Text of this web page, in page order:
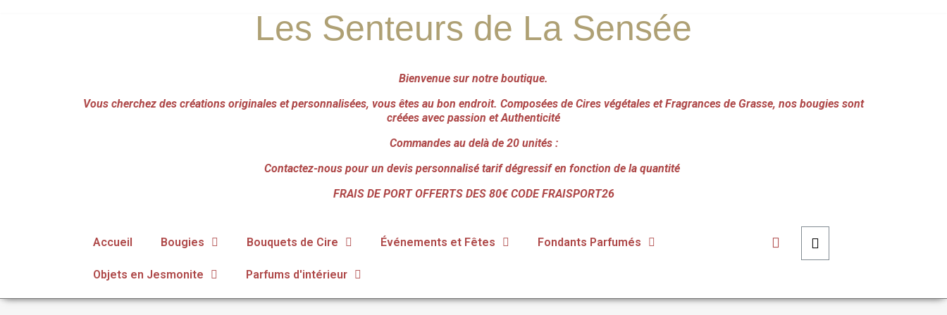
Les Senteurs de La Sensée
Bienvenue sur notre boutique.
Vous cherchez des créations originales et personnalisées, vous êtes au bon endroit. Composées de Cires végétales et Fragrances de Grasse, nos bougies sont
créées avec passion et Authenticité
Commandes au delà de 20 unités :
Contactez-nous pour un devis personnalisé tarif dégressif en fonction de la quantité
FRAIS DE PORT OFFERTS DES 80€ CODE FRAISPORT26
Accueil Bougies Bouquets de Cire Événements et Fêtes Fondants Parfumés
Objets en Jesmonite Parfums d'intérieur